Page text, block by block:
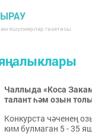
яшүсмерләр газетасы
Чаллыда «Коса
талант һәм озын
Конкурста чәченең
ким булмаган 5 - 35